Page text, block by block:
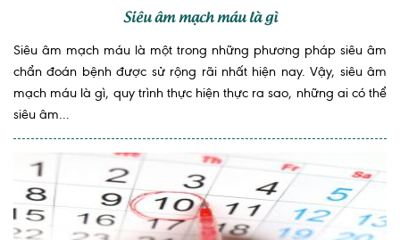
Siêu âm mạch máu là gì
Siêu âm mạch máu là một trong những phương pháp siêu âm
chẩn đoán bệnh được sử rộng rãi nhất hiện nay. Vậy, siêu âm
mạch máu là gì, quy trình thực hiện thực ra sao, những ai có thể
siêu âm...